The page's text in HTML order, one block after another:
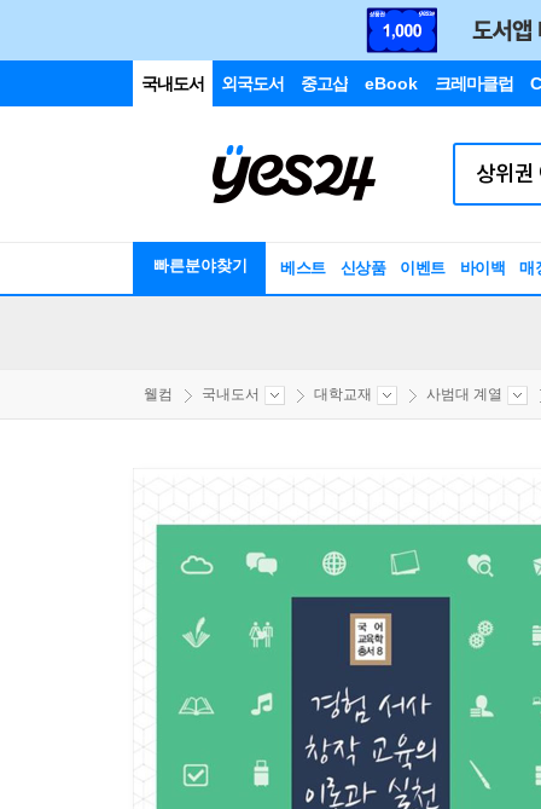
국내도서 외국도서 중고샵 eBook 크레마클럽
빠른분야찾기 베스트 신상품 이벤트 바이백 매
웰컴 국내도서 대학교재 사범대 계열